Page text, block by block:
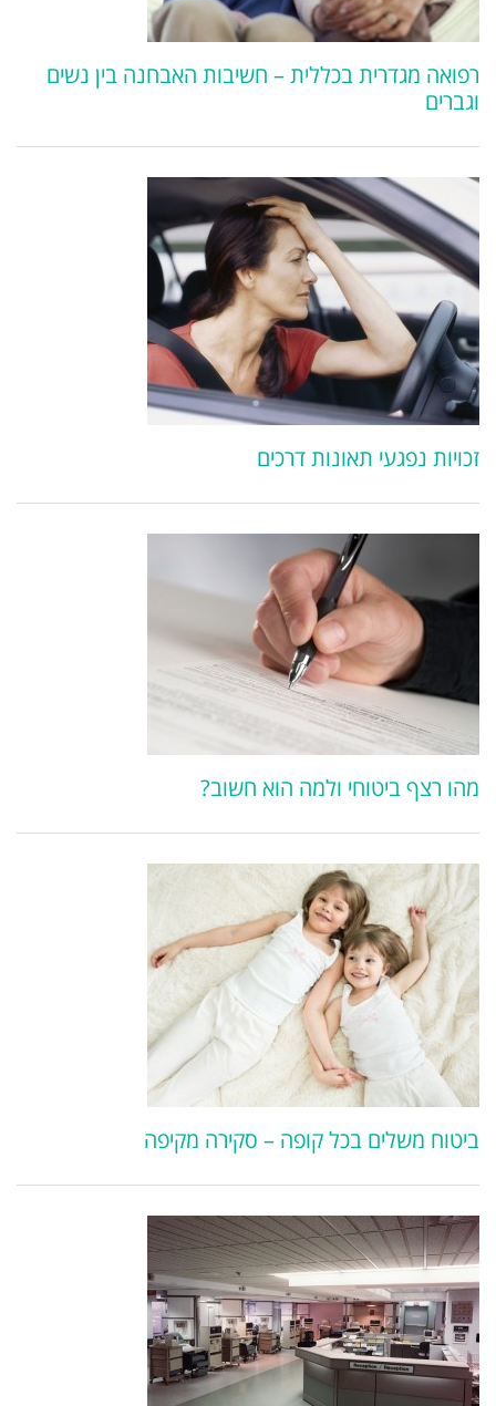
רפואה מגדרית בכללית – חשיבות האבחנה בין נשים
וגברים
זכויות נפגעי תאונות דרכים
מהו רצף ביטוחי ולמה הוא חשוב?
ביטוח משלים בכל קופה – סקירה מקיפה